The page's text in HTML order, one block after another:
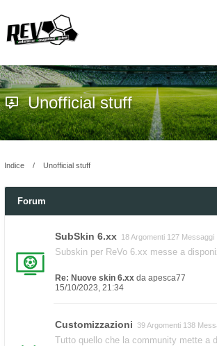
Unofficial stuff
Indice Unofficial stuff
Forum
SubSkin 6.xx 18 Argomenti 127 Messaggi
Subskin per ReVo 6.xx messe a
Re: Nuove skin 6.xx da apesca77
15/10/2023, 21:34
Customizzazioni 39 Argomenti 138
Tutto quello che la community mette a